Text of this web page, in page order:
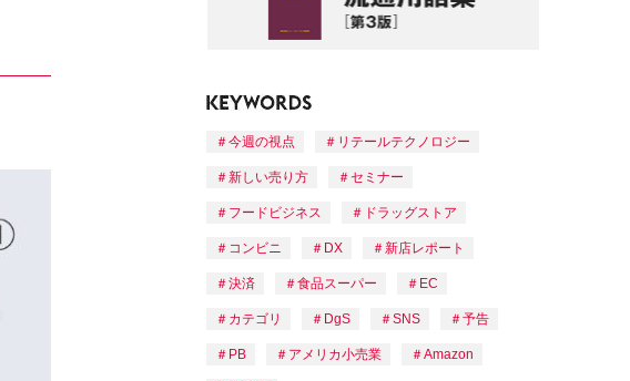
今週の視点 リテールテクノロジー
新しい売り方 セミナー
フードビジネス ドラッグストア
コンビニ DX 新店レポート
決済 食品スーパー EC
カテゴリ DgS SNS 予告
PB アメリカ小売業 Amazon